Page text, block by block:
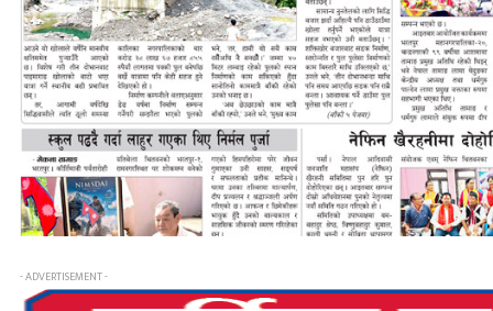
- ADVERTISEMENT -